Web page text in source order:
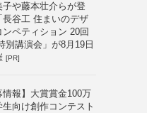
子や藤本壮介らが登
長谷工 住まいのデザ
ンペティション 20回
別講演会」が8月19日
[PR]
情報】大賞賞金100万
生向け創作コンテスト